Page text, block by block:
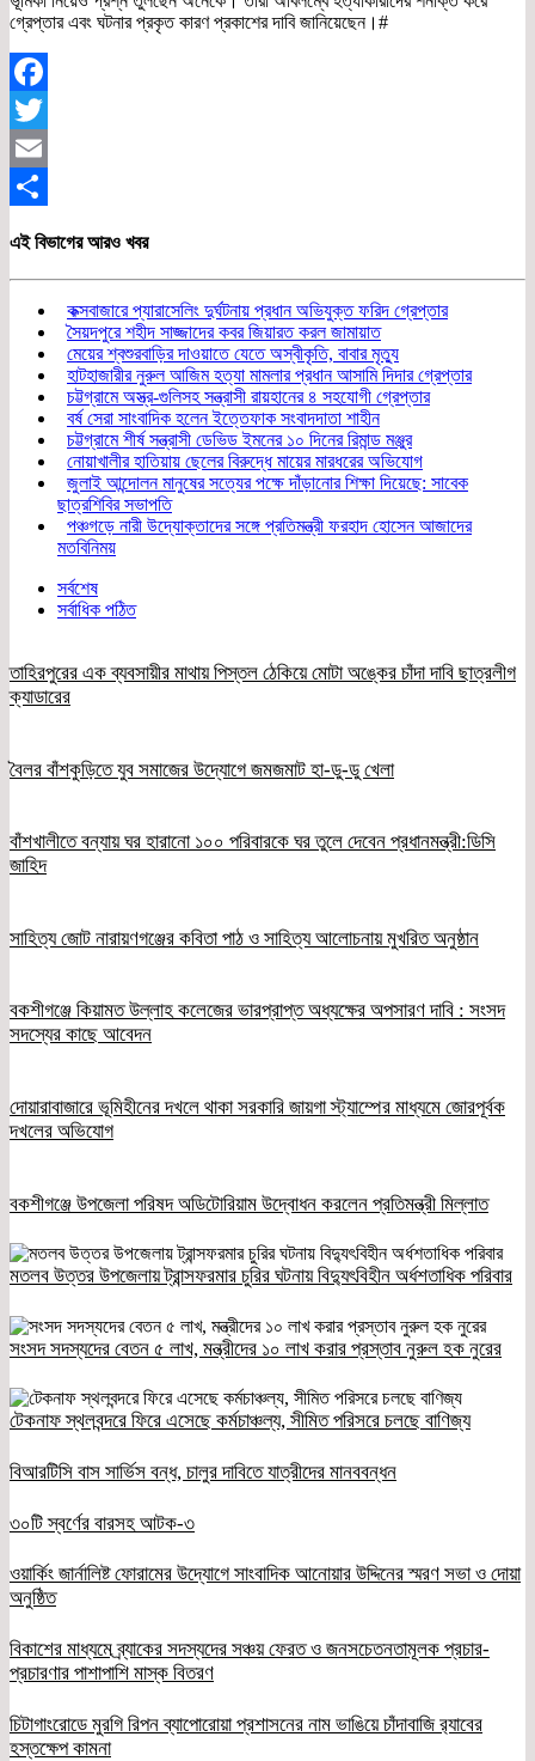
গ্রেপ্তার এবং ঘটনার প্রকৃত কারণ প্রকাশের দাবি জানিয়েছেন।#
Facebook
Twitter
Email
এই বিভাগের আরও খবর
কক্সবাজারে প্যারাসেলিং দুর্ঘটনায় প্রধান অভিযুক্ত ফরিদ গ্রেপ্তার
সৈয়দপুরে শহীদ সাজ্জাদের কবর জিয়ারত করল জামায়াত
মেয়ের শ্বশুরবাড়ির দাওয়াতে যেতে অস্বীকৃতি, বাবার মৃত্যু
হাটহাজারীর নুরুল আজিম হত্যা মামলার প্রধান আসামি দিদার গ্রেপ্তার
চট্টগ্রামে অস্ত্র-গুলিসহ সন্ত্রাসী রায়হানের ৪ সহযোগী গ্রেপ্তার
বর্ষ সেরা সাংবাদিক হলেন ইত্তেফাক সংবাদদাতা শাহীন
চট্টগ্রামে শীর্ষ সন্ত্রাসী ডেভিড ইমনের ১০ দিনের রিমান্ড মঞ্জুর
নোয়াখালীর হাতিয়ায় ছেলের বিরুদ্ধে মায়ের মারধরের অভিযোগ
জুলাই আন্দোলন মানুষের সত্যের পক্ষে দাঁড়ানোর শিক্ষা দিয়েছে: সাবেক
ছাত্রশিবির সভাপতি
পঞ্চগড়ে নারী উদ্যোক্তাদের সঙ্গে প্রতিমন্ত্রী ফরহাদ হোসেন আজাদের
মতবিনিময়
সর্বশেষ
সর্বাধিক পঠিত
তাহিরপুরের এক ব্যবসায়ীর মাথায় পিস্তল ঠেকিয়ে মোটা অঙ্কের চাঁদা দাবি ছাত্রলীগ
ক্যাডারের
বৈলর বাঁশকুড়িতে যুব সমাজের উদ্যোগে জমজমাট হা-ডু-ডু খেলা
বাঁশখালীতে বন্যায় ঘর হারানো ১০০ পরিবারকে ঘর তুলে দেবেন প্রধানমন্ত্রী:ডিসি
জাহিদ
সাহিত্য জোট নারায়ণগঞ্জের কবিতা পাঠ ও সাহিত্য আলোচনায় মুখরিত অনুষ্ঠান
বকশীগঞ্জে কিয়ামত উল্লাহ কলেজের ভারপ্রাপ্ত অধ্যক্ষের অপসারণ দাবি : সংসদ
সদস্যের কাছে আবেদন
দোয়ারাবাজারে ভূমিহীনের দখলে থাকা সরকারি জায়গা স্ট্যাম্পের মাধ্যমে জোরপূর্বক
দখলের অভিযোগ
বকশীগঞ্জে উপজেলা পরিষদ অডিটোরিয়াম উদ্বোধন করলেন প্রতিমন্ত্রী মিল্লাত
মতলব উত্তর উপজেলায় ট্রান্সফরমার চুরির ঘটনায় বিদ্যুৎবিহীন অর্ধশতাধিক পরিবার
সংসদ সদস্যদের বেতন ৫ লাখ, মন্ত্রীদের ১০ লাখ করার প্রস্তাব নুরুল হক নুরের
টেকনাফ স্থলবন্দরে ফিরে এসেছে কর্মচাঞ্চল্য, সীমিত পরিসরে চলছে বাণিজ্য
বিআরটিসি বাস সার্ভিস বন্ধ, চালুর দাবিতে যাত্রীদের মানববন্ধন
৩০টি স্বর্ণের বারসহ আটক-৩
ওয়ার্কিং জার্নালিষ্ট ফোরামের উদ্যোগে সাংবাদিক আনোয়ার উদ্দিনের স্মরণ সভা ও দোয়া
অনুষ্ঠিত
বিকাশের মাধ্যমে ব্র্যাকের সদস্যদের সঞ্চয় ফেরত ও জনসচেতনতামূলক প্রচার-
প্রচারণার পাশাপাশি মাস্ক বিতরণ
চিটাগাংরোডে মুরগি রিপন ব্যাপোরোয়া প্রশাসনের নাম ভাঙিয়ে চাঁদাবাজি র‌্যাবের
হস্তক্ষেপ কামনা